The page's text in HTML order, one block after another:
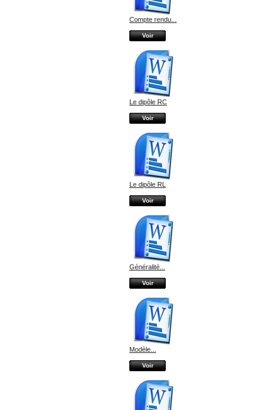
Compte rendu...
Voir
Le dipôle RC
Voir
Le dipôle RL
Voir
Généralité...
Voir
Modèle...
Voir